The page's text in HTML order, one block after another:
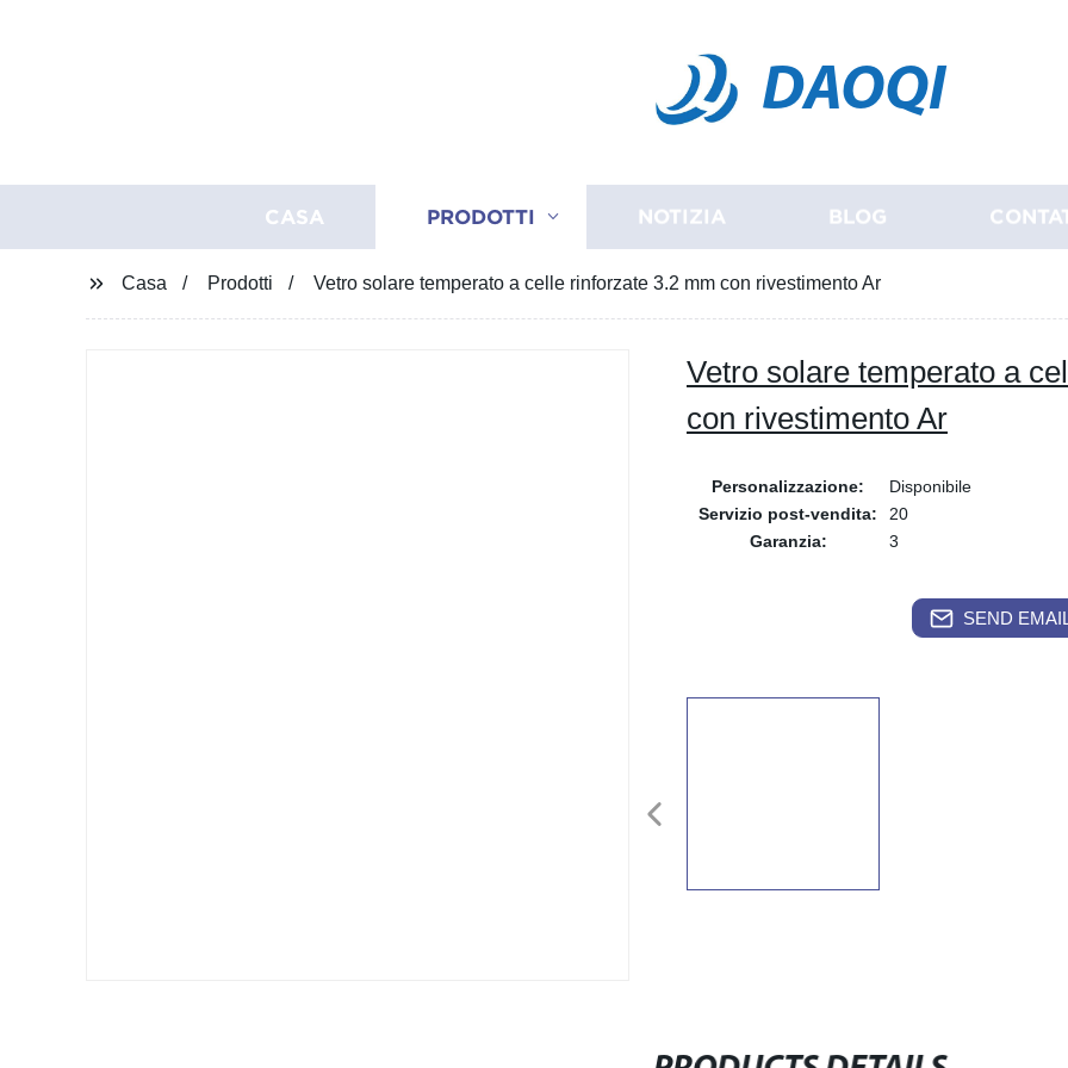
DAOQI
CASA PRODOTTI NOTIZIA BLOG
Casa Prodotti Vetro solare temperato a celle rinforzate 3.2 mm con rivestimento Ar
Vetro solare temperato a
con rivestimento Ar
Personalizzazione:
Disponibile
Servizio post-vendita:
20
Garanzia:
3
SEND